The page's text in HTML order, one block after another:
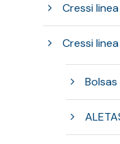
Cressi
Cressi